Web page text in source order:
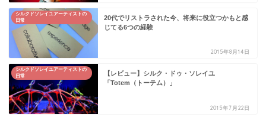
シルクドソレイユアーティストの
日常
20代でリストラされた今、将来に役立つかもと感
じてる6つの経験
2015年8月14日
シルクドソレイユアーティストの
日常
【レビュー】シルク・ドゥ・ソレイユ
「Totem（トーテム）」
2015年7月22日